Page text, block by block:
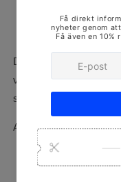
View store
Detta armband finns
vikt och 10mm i
storleken/måttet som
Armbandet på